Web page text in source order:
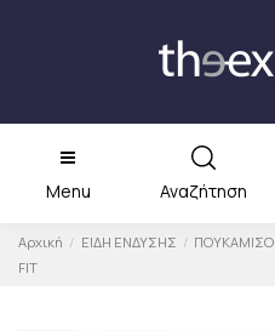
Menu Αναζήτηση
Αρχική ΕΙΔΗ ΕΝΔΥΣΗΣ ΠΟΥΚΑΜΙΣΟ
FIT